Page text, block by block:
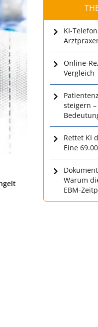
KI-
Online-
Vergleich
steigern
Rettet KI
Eine
Warum
EBM-